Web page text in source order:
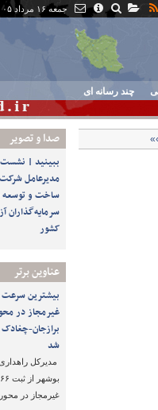
جمعه ۱۶ مرداد ۰۵ - ۱۸:۲۷
چند رسانه ای
صدا و تصوير
ببینید | نشست
مدیرعامل شرکت
ساخت و توسعه
سرمایه‌گذاران
کشور
عناوین برتر
بیشترین سرعت
غیرمجاز در
برازجان-
شد
مدیرکل
غیرمجاز در